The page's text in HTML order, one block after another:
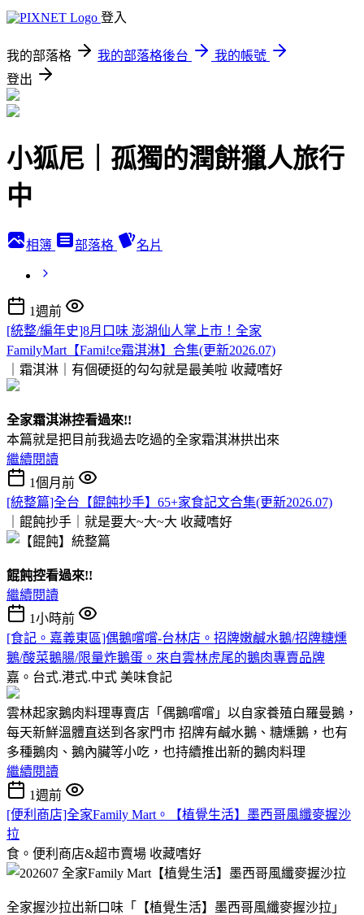
登入
我的部落格 我的部落格後台
我的帳號
登出
小狐尼｜孤獨的潤餅獵人旅行
中
相簿 部落格 名片
1週前
[統整/編年史]8月口味 澎湖仙人掌上市！全家
FamilyMart【Fami!ce霜淇淋】合集(更新2026.07)
｜霜淇淋｜有個硬挺的勾勾就是最美啦 收藏嗜好
全家霜淇淋控看過來!!
本篇就是把目前我過去吃過的全家霜淇淋拱出來
繼續閱讀
1個月前
[統整篇]全台【餛飩抄手】65+家食記文合集(更新2026.07)
｜餛飩抄手｜就是要大~大~大 收藏嗜好
餛飩控看過來!!
繼續閱讀
1小時前
[食記。嘉義東區]偶鵝嚐嚐-台林店。招牌嫩鹹水鵝/招牌糖燻
鵝/酸菜鵝腸/限量炸鵝蛋。來自雲林虎尾的鵝肉專賣品牌
嘉。台式.港式.中式 美味食記
雲林起家鵝肉料理專賣店「偶鵝嚐嚐」以自家養殖白羅曼鵝，
每天新鮮溫體直送到各家門市 招牌有鹹水鵝、糖燻鵝，也有
多種鵝肉、鵝內臟等小吃，也持續推出新的鵝肉料理
繼續閱讀
1週前
[便利商店]全家Family Mart。【植覺生活】墨西哥風纖麥握沙
拉
食。便利商店&超市賣場 收藏嗜好
全家握沙拉出新口味「【植覺生活】墨西哥風纖麥握沙拉」